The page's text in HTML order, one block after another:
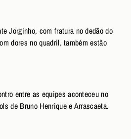
Jorginho, com fratura no dedão do
dores no quadril, também estão
entre as equipes aconteceu no
de Bruno Henrique e Arrascaeta.